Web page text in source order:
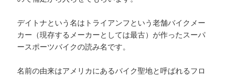
デイトナという名はトライアンフという老舗バイクメー
カー（現存するメーカーとしては最古）が作ったスーパ
ースポーツバイクの読み名です。
名前の由来はアメリカにあるバイク聖地と呼ばれるフロ